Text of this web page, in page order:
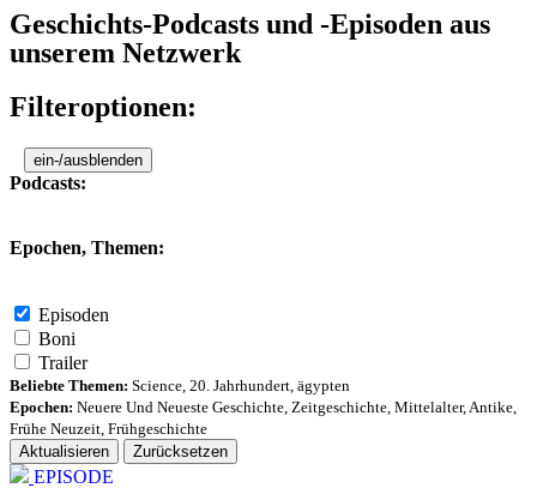
Geschichts-Podcasts und -Episoden aus
unserem Netzwerk
Filteroptionen:
ein-/ausblenden
Podcasts:
Epochen, Themen:
Episoden
Boni
Trailer
Beliebte Themen: Science 20. Jahrhundert ägypten
Epochen: Neuere Und Neueste Geschichte Zeitgeschichte Mittelalter, Antike
Frühe Neuzeit Frühgeschichte
Aktualisieren
Zurücksetzen
EPISODE